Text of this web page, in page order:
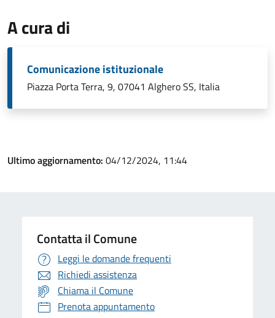
A cura di
Comunicazione istituzionale
Piazza Porta Terra, 9, 07041 Alghero SS, Italia
Ultimo aggiornamento: 04/12/2024, 11:44
Contatta il Comune
Leggi le domande frequenti
Richiedi assistenza
Chiama il Comune
Prenota appuntamento